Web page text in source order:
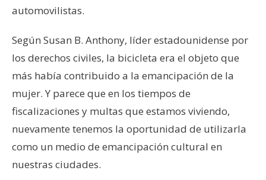
automovilistas.
Según Susan B. Anthony, líder estadounidense por
los derechos civiles, la bicicleta era el objeto que
más había contribuido a la emancipación de la
mujer. Y parece que en los tiempos de
fiscalizaciones y multas que estamos viviendo,
nuevamente tenemos la oportunidad de utilizarla
como un medio de emancipación cultural en
nuestras ciudades.